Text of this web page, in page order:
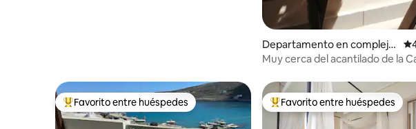
Departamento en complejo
residencial en Thira
Muy cerca del acantilado de la
Favorito entre los huéspedes más destacados
Favorito entre huéspedes Favorito entre los huéspedes
Favorito entre huéspedes